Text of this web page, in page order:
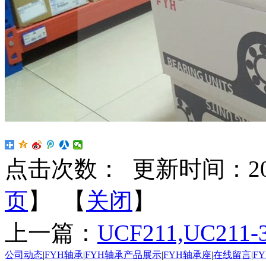
点击次数：
更新时间：
页】 【 关闭 】
上一篇： UCF211,UC211-
公司动态FYH轴承FYH轴承产品展示FYH轴承座 在线留言